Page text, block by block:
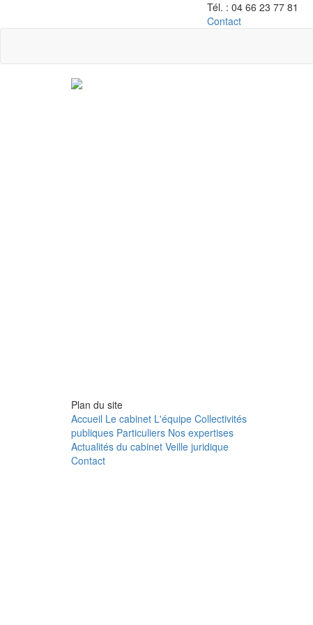
Tél. : 04 66 23 77 81
Contact
Plan du site
Accueil Le cabinet L'équipe Collectivités
publiques Particuliers Nos expertises
Actualités du cabinet Veille juridique
Contact